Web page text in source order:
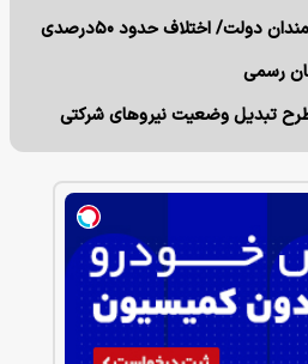
شکاف مزدی در ایستگاه کارمندان دولت/ اختلاف حدود ۵۰درصدی
رسمی
طرح تبدیل وضعیت نیروهای شرکتی